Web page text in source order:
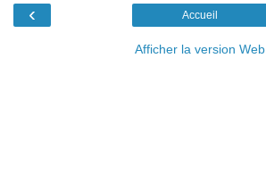
‹ Accueil
Afficher la version Web